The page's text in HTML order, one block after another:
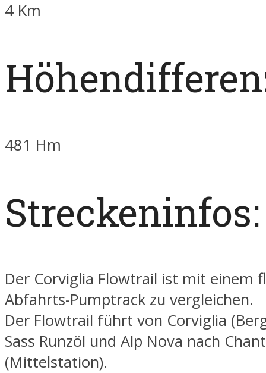
4 Km
481 Hm
Streckeninfos:
Der Corviglia Flowtrail ist mit einem
Abfahrts-Pumptrack zu vergleichen.
Der Flowtrail führt von Corviglia
Sass Runzöl und Alp Nova nach
(Mittelstation).